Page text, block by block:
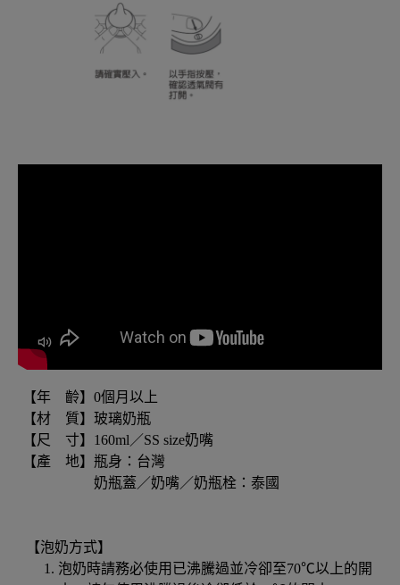
【年 齡】0個月以上
【材 質】玻璃奶瓶
【尺 寸】160ml／SS size奶嘴
【產 地】瓶身：台灣
奶瓶蓋／奶嘴／奶瓶栓：泰國
【泡奶方式】
泡奶時請務必使用已沸騰過並冷卻至70℃以上的開